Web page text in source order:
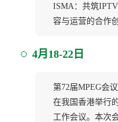
ISMA：共筑
容与运营的合作
4月18-22日
第72届MPEG会
在我国香港举行
工作会议。本次